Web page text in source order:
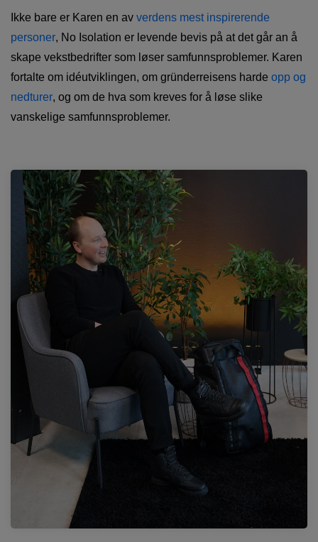
Ikke bare er Karen en av verdens mest inspirerende
personer, No Isolation er levende bevis på at det går an å
skape vekstbedrifter som løser samfunnsproblemer. Karen
fortalte om idéutviklingen, om gründerreisens harde opp og
nedturer, og om de hva som kreves for å løse slike
vanskelige samfunnsproblemer.